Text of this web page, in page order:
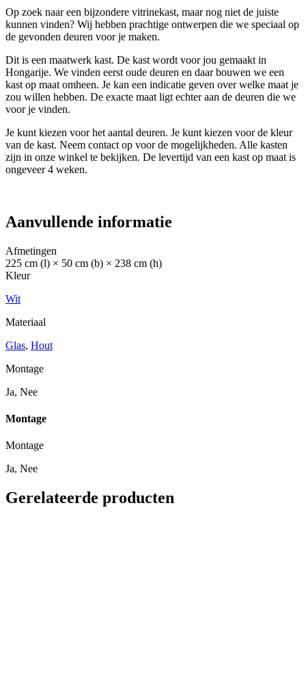
Op zoek naar een bijzondere vitrinekast, maar nog niet de juiste
kunnen vinden? Wij hebben prachtige ontwerpen die we speciaal op
de gevonden deuren voor je maken.
Dit is een maatwerk kast. De kast wordt voor jou gemaakt in
Hongarije. We vinden eerst oude deuren en daar bouwen we een
kast op maat omheen. Je kan een indicatie geven over welke maat je
zou willen hebben. De exacte maat ligt echter aan de deuren die we
voor je vinden.
Je kunt kiezen voor het aantal deuren. Je kunt kiezen voor de kleur
van de kast. Neem contact op voor de mogelijkheden. Alle kasten
zijn in onze winkel te bekijken. De levertijd van een kast op maat is
ongeveer 4 weken.
Aanvullende informatie
Afmetingen
225 cm (l) × 50 cm (b) × 238 cm (h)
Kleur
Wit
Materiaal
Glas, Hout
Montage
Ja, Nee
Montage
Montage
Ja, Nee
Gerelateerde producten